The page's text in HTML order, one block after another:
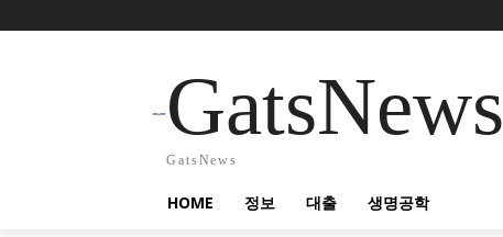
GatsNews
GatsNews
HOME 정보 대출 생명공학